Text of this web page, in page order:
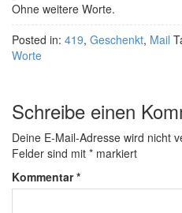
Ohne weitere Worte.
Posted in: 419, Geschenkt, Mail
Worte
Schreibe einen
Deine E-Mail-Adresse wird nicht
Felder sind mit * markiert
Kommentar*